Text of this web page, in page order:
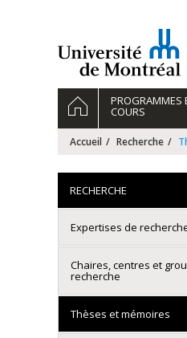
Navigation
principale
ACCUEILPROGRAMMES
COURS
Accueil Recherche
RECHERCHE
Expertises de
Chaires, centres et
recherche
Thèses et mémoires